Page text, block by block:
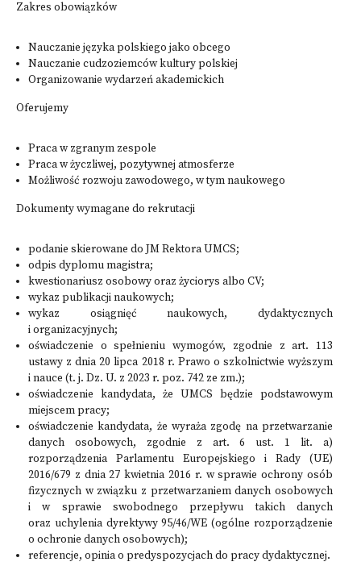
Zakres obowiązków
Nauczanie języka polskiego jako obcego
Nauczanie cudzoziemców kultury polskiej
Organizowanie wydarzeń akademickich
Oferujemy
Praca w zgranym zespole
Praca w życzliwej, pozytywnej atmosferze
Możliwość rozwoju zawodowego, w tym naukowego
Dokumenty wymagane do rekrutacji
podanie skierowane do JM Rektora UMCS;
odpis dyplomu magistra;
kwestionariusz osobowy oraz życiorys albo CV;
wykaz publikacji naukowych;
wykaz osiągnięć naukowych, dydaktycznych
i organizacyjnych;
oświadczenie o spełnieniu wymogów, zgodnie z art. 113
ustawy z dnia 20 lipca 2018 r. Prawo o szkolnictwie wyższym
i nauce (t. j. Dz. U. z 2023 r. poz. 742 ze zm.);
oświadczenie kandydata, że UMCS będzie podstawowym
miejscem pracy;
oświadczenie kandydata, że wyraża zgodę na przetwarzanie
danych osobowych, zgodnie z art. 6 ust. 1 lit. a)
rozporządzenia Parlamentu Europejskiego i Rady (UE)
2016/679 z dnia 27 kwietnia 2016 r. w sprawie ochrony osób
fizycznych w związku z przetwarzaniem danych osobowych
i w sprawie swobodnego przepływu takich danych
oraz uchylenia dyrektywy 95/46/WE (ogólne rozporządzenie
o ochronie danych osobowych);
referencje, opinia o predyspozycjach do pracy dydaktycznej.